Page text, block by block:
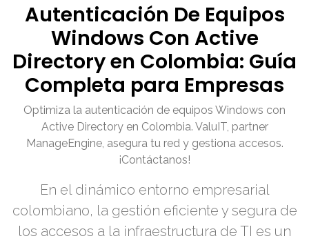
Autenticación De Equipos
Windows Con Active
Directory en Colombia: Guía
Completa para Empresas
Optimiza la autenticación de equipos Windows con
Active Directory en Colombia. ValuIT, partner
ManageEngine, asegura tu red y gestiona accesos.
¡Contáctanos!
En el dinámico entorno empresarial
colombiano, la gestión eficiente y segura de
los accesos a la infraestructura de TI es un